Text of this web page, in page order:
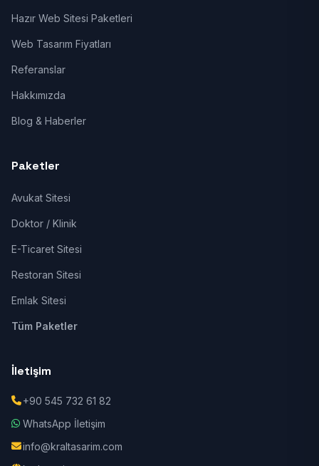
Hazır Web Sitesi Paketleri
Web Tasarım Fiyatları
Referanslar
Hakkımızda
Blog & Haberler
Paketler
Avukat Sitesi
Doktor / Klinik
E-Ticaret Sitesi
Restoran Sitesi
Emlak Sitesi
Tüm Paketler
İletişim
+90 545 732 61 82
WhatsApp İletişim
info@kraltasarim.com